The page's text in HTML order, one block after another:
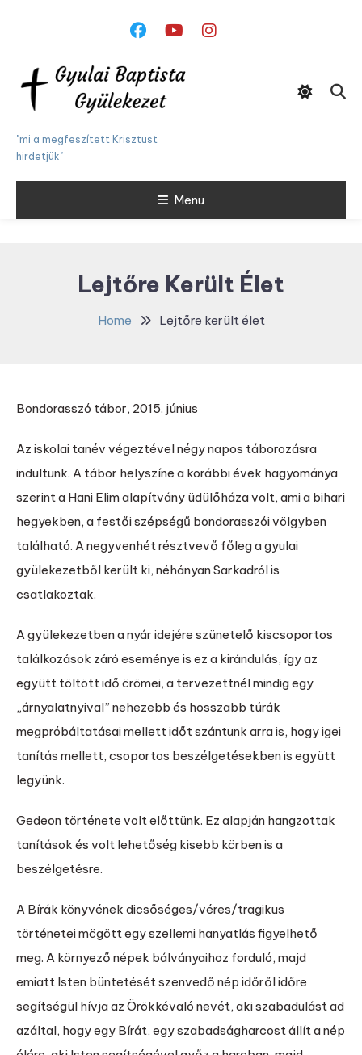
"mi a megfeszített Krisztust
hirdetjük"
Menu
Lejtőre Került Élet
Home Lejtőre került élet
Bondorasszó tábor, 2015. június
Az iskolai tanév végeztével négy napos táborozásra
indultunk. A tábor helyszíne a korábbi évek hagyománya
szerint a Hani Elim alapítvány üdülőháza volt, ami a bihari
hegyekben, a festői szépségű bondorasszói völgyben
található. A negyvenhét résztvevő főleg a gyulai
gyülekezetből került ki, néhányan Sarkadról is
csatlakoztak.
A gyülekezetben a nyár idejére szünetelő kiscsoportos
találkozások záró eseménye is ez a kirándulás, így az
együtt töltött idő örömei, a tervezettnél mindig egy
„árnyalatnyival” nehezebb és hosszabb túrák
megpróbáltatásai mellett időt szántunk arra is, hogy igei
tanítás mellett, csoportos beszélgetésekben is együtt
legyünk.
Gedeon története volt előttünk. Ez alapján hangzottak
tanítások és volt lehetőség kisebb körben is a
beszélgetésre.
A Bírák könyvének dicsőséges/véres/tragikus
történetei mögött egy szellemi hanyatlás figyelhető
meg. A környező népek bálványaihoz forduló, majd
emiatt Isten büntetését szenvedő nép időről időre
segítségül hívja az Örökkévaló nevét, aki szabadulást ad
azáltal, hogy egy Bírát, egy szabadságharcost állít a nép